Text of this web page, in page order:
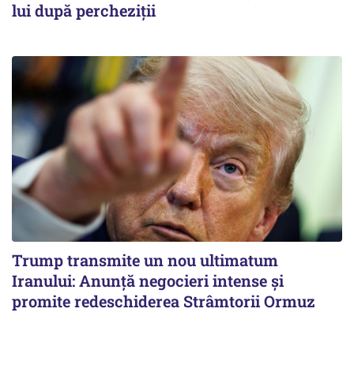
lui după percheziții
Trump transmite un nou ultimatum
Iranului: Anunță negocieri intense și
promite redeschiderea Strâmtorii Ormuz